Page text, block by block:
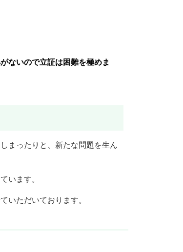
ないので立証は困難を極めま
まったりと、新たな問題を生ん
います。
いただいております。